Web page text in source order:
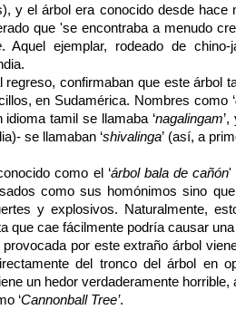
y el árbol era conocido desde hace
que 'se encontraba a menudo
. Aquel ejemplar, rodeado de
regreso, confirmaban que este árbol
en Sudamérica. Nombres como ‘
idioma tamil se llamaba ‘nagalingam
se llamaban ‘shivalinga’ (así, a
como el ‘árbol bala de cañón'
como sus homónimos sino
y explosivos. Naturalmente,
que cae fácilmente podría causar
por este extraño árbol
del tronco del árbol en
un hedor verdaderamente
‘Cannonball Tree’.